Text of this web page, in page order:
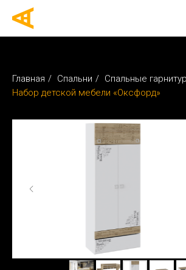
Главная / Спальни / Спальные
Набор детской мебели «Оксфорд»